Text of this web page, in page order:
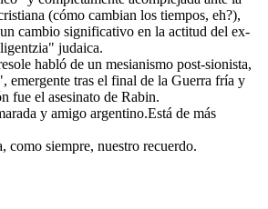
(cómo cambian los tiempos, eh?),
cambio significativo en la actitud del ex-
judaica.
habló de un mesianismo post-sionista,
emergente tras el final de la Guerra fría y
fue el asesinato de Rabin.
y amigo argentino.Está de más
como siempre, nuestro recuerdo.